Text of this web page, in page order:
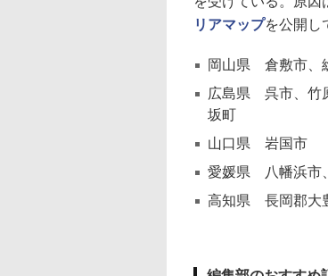
リアマップを公開し
岡山県 倉敷市、
広島県 呉市、竹
坂町
山口県 岩国市
愛媛県 八幡浜市
高知県 長岡郡大